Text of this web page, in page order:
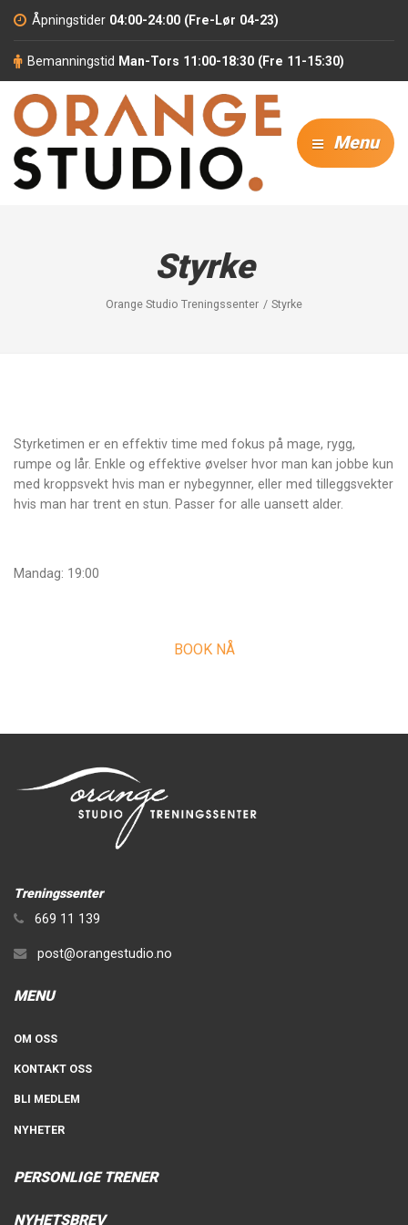
Åpningstider 04:00-24:00 (Fre-Lør 04-23)
Bemanningstid Man-Tors 11:00-18:30 (Fre 11-15:30)
Menu
Styrke
Orange Studio Treningssenter Styrke
Styrketimen er en effektiv time med fokus på mage, rygg,
rumpe og lår. Enkle og effektive øvelser hvor man kan jobbe kun
med kroppsvekt hvis man er nybegynner, eller med tilleggsvekter
hvis man har trent en stun. Passer for alle uansett alder.
Mandag: 19:00
BOOK NÅ
Treningssenter
669 11 139
post@orangestudio.no
MENU
OM OSS
KONTAKT OSS
BLI MEDLEM
NYHETER
PERSONLIGE TRENER
NYHETSBREV